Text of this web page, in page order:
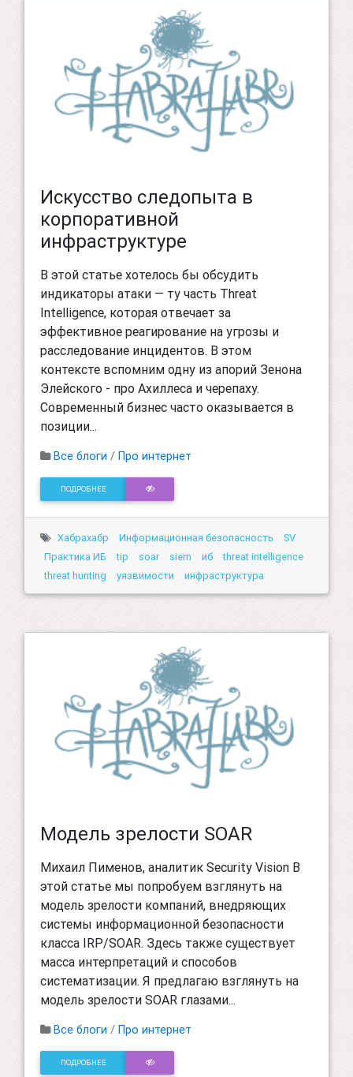
Искусство следопыта в
корпоративной
инфраструктуре
В этой статье хотелось бы обсудить
индикаторы атаки — ту часть Threat
Intelligence, которая отвечает за
эффективное реагирование на угрозы и
расследование инцидентов. В этом
контексте вспомним одну из апорий Зенона
Элейского - про Ахиллеса и черепаху.
Современный бизнес часто оказывается в
позиции...
Все блоги / Про интернет
ПОДРОБНЕЕ
Хабрахабр Информационная безопасность
SV
Практика ИБ
tip soar siem иб
threat intelligence
threat hunting
уязвимости инфраструктура
Модель зрелости SOAR
Михаил Пименов, аналитик Security Vision В
этой статье мы попробуем взглянуть на
модель зрелости компаний, внедряющих
системы информационной безопасности
класса IRP/SOAR. Здесь также существует
масса интерпретаций и способов
систематизации. Я предлагаю взглянуть на
модель зрелости SOAR глазами...
Все блоги / Про интернет
ПОДРОБНЕЕ